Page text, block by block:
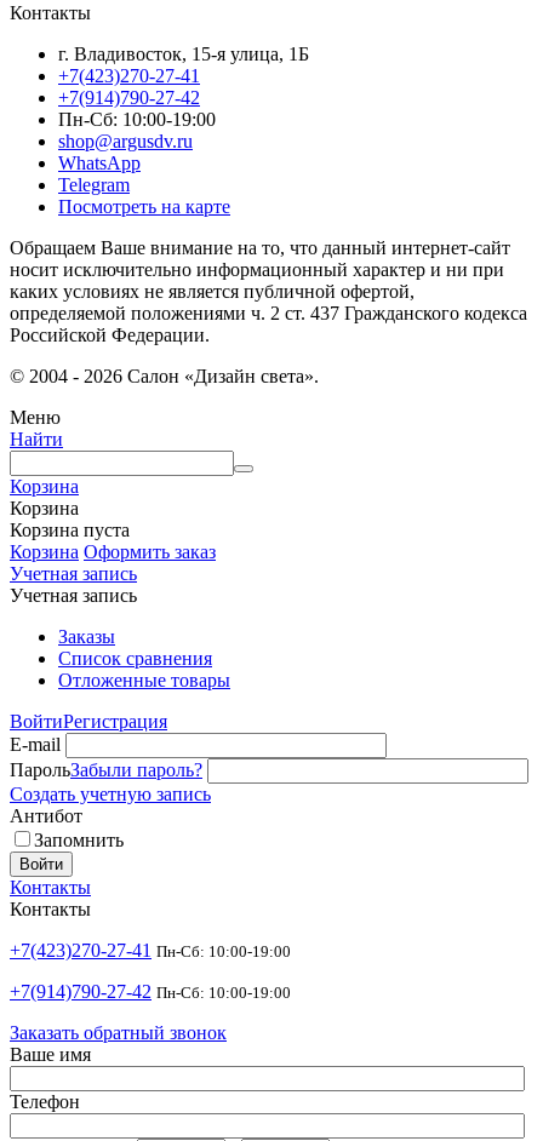
Контакты
г. Владивосток, 15-я улица, 1Б
+7(423)270-27-41
+7(914)790-27-42
Пн-Сб: 10:00-19:00
shop@argusdv.ru
WhatsApp
Telegram
Посмотреть на карте
Обращаем Ваше внимание на то, что данный интернет-сайт
носит исключительно информационный характер и ни при
каких условиях не является публичной офертой,
определяемой положениями ч. 2 ст. 437 Гражданского кодекса
Российской Федерации.
© 2004 - 2026 Салон «Дизайн света».
Меню
Найти
Корзина
Корзина
Корзина пуста
Корзина Оформить заказ
Учетная запись
Учетная запись
Заказы
Список сравнения
Отложенные товары
ВойтиРегистрация
E-mail
ПарольЗабыли пароль?
Создать учетную запись
Антибот
Запомнить
Войти
Контакты
Контакты
+7(423)270-27-41 Пн-Сб: 10:00-19:00
+7(914)790-27-42 Пн-Сб: 10:00-19:00
Заказать обратный звонок
Ваше имя
Телефон